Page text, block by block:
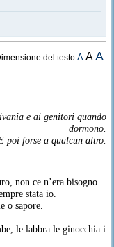
del testoA AA
e ai genitori quando
dormono.
poi forse a qualcun altro.
non ce n’era bisogno.
stata io.
o sapore.
le labbra le ginocchia i